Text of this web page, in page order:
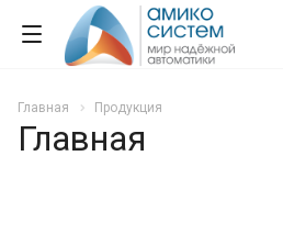
Главная Продукция
Главная